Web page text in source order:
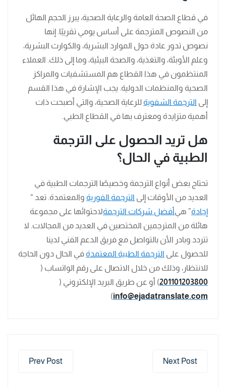
في قطاع الصحة العامة والرعاية الصحية، يبرز الحجم الهائل
من النصوص المترجمة على أساس يومي تقريبًا. إنها
نصوص تدور عادة حول الموارد البشرية، والكوارث البشرية،
وعلم الأوبئة، والتغذية، والصحة البيئية، وما إلى ذلك. العملاء
المنتظمون في هذا القطاع هم المستشفيات والمراكز
الصحية والمنظمات الدولية. يجب الإشارة في هذا القسم
إلى الترجمة الشفوية للرعاية الصحية، والتي أصبحت ذات
أهمية متزايدة ومعترف بها في القطاع الطبي.
هل تريد الحصول على الترجمة
الطبية في الحال؟
تحتاج بعض أنواع الترجمة وخصيصًا الترجمات الطبية في
العديد من الأوقات إلى الترجمة الفورية والمعتمدة. تعد “
إجادة” هيأفضل شركات الترجمةلاحتوائها على مجموعة
هائلة من المترجمين المختصين في العديد من المجالات. لا
تتردد وبادر الأن بالتواصل مع فريق الدعم الفني لدينا
للحصول على الترجمة الطبية المعتمدة في الحال دون الحاجة
للانتظار، وذلك من خلال الاتصال على رقم الواتساب (
201101203800) أو عن طريق البريد الإلكتروني (
info@ejadatranslate.com
)
Prev Post Next Post